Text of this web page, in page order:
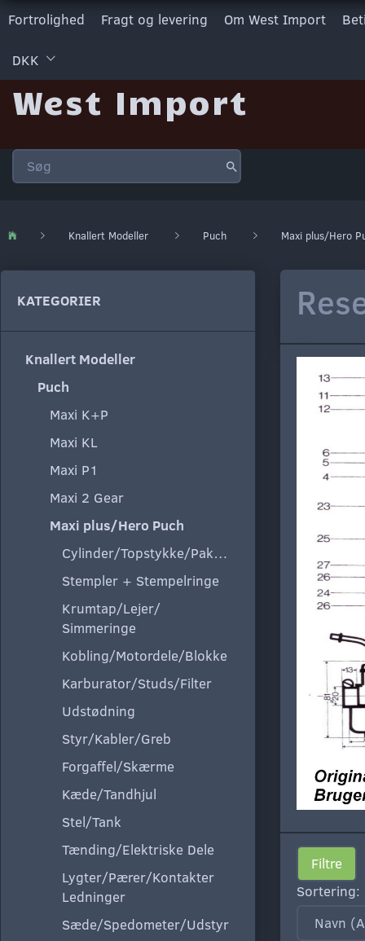
Fortrolighed Fragt og levering Om West Import
DKK
West Import
Knallert Modeller Puch Maxi plus/Hero
KATEGORIER
Knallert Modeller
Puch
Maxi K+P
Maxi KL
Maxi P1
Maxi 2 Gear
Maxi plus/Hero Puch
Cylinder/Topstykke/Pakning
Stempler + Stempelringe
Krumtap/Lejer/
Simmeringe
Kobling/Motordele/Blokke
Karburator/Studs/Filter
Udstødning
Styr/Kabler/Greb
Forgaffel/Skærme
Kæde/Tandhjul
Stel/Tank
Tænding/Elektriske Dele
Lygter/Pærer/Kontakter
Ledninger
Sæde/Spedometer/Udstyr
Filtre
Sortering: